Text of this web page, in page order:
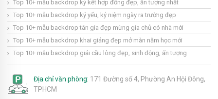
Top 10+ mẫu backdrop ký kết hợp đồng đẹp, ấn tượng nhất
Top 10+ mẫu backdrop kỷ yếu, kỷ niệm ngày ra trường đẹp
Top 10+ mẫu backdrop tân gia đẹp mừng gia chủ có nhà mới
Top 10+ mẫu backdrop khai giảng đẹp mở màn năm học mới
Top 10+ mẫu backdrop giải cầu lông đẹp, sinh động, ấn tượng
Địa chỉ văn phòng: 171 Đường số 4, Phường An Hội Đông,
TPHCM